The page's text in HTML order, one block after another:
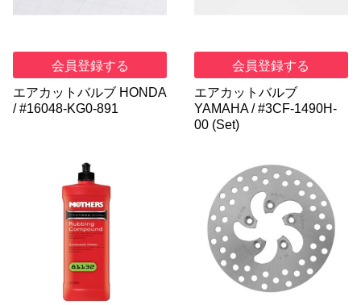
会員登録する
エアカットバルブ HONDA
/ #16048-KG0-891
会員登録する
エアカットバルブ
YAMAHA / #3CF-1490H-
00 (Set)